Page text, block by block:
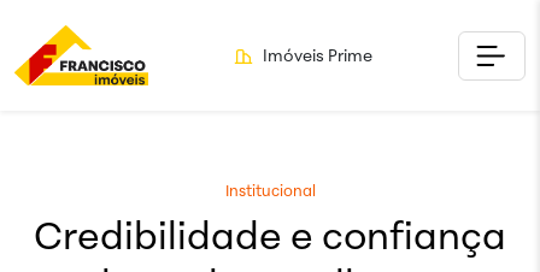
Imóveis Prime
Institucional
Credibilidade e confiança